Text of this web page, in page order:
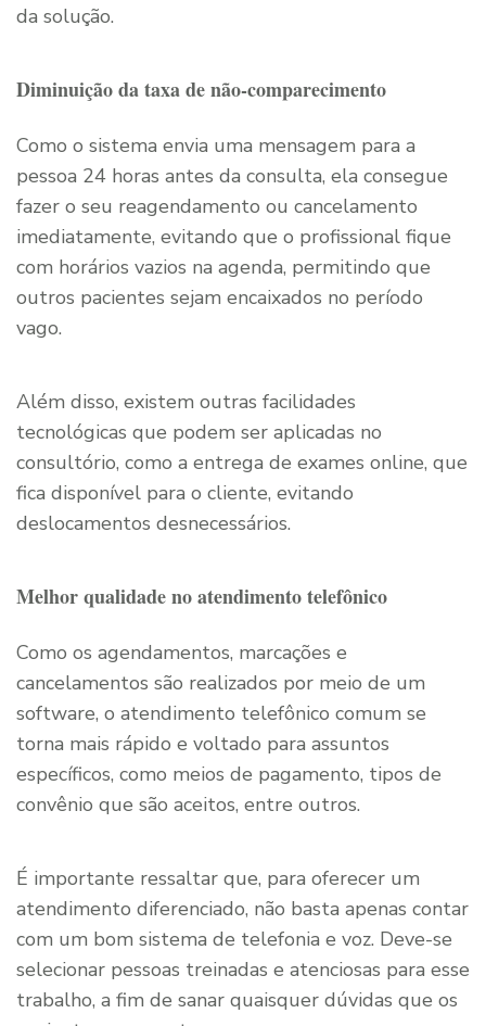
da solução.
Diminuição da taxa de não-comparecimento
Como o sistema envia uma mensagem para a
pessoa 24 horas antes da consulta, ela consegue
fazer o seu reagendamento ou cancelamento
imediatamente, evitando que o profissional fique
com horários vazios na agenda, permitindo que
outros pacientes sejam encaixados no período
vago.
Além disso, existem outras facilidades
tecnológicas que podem ser aplicadas no
consultório, como a entrega de exames online, que
fica disponível para o cliente, evitando
deslocamentos desnecessários.
Melhor qualidade no atendimento telefônico
Como os agendamentos, marcações e
cancelamentos são realizados por meio de um
software, o atendimento telefônico comum se
torna mais rápido e voltado para assuntos
específicos, como meios de pagamento, tipos de
convênio que são aceitos, entre outros.
É importante ressaltar que, para oferecer um
atendimento diferenciado, não basta apenas contar
com um bom sistema de telefonia e voz. Deve-se
selecionar pessoas treinadas e atenciosas para esse
trabalho, a fim de sanar quaisquer dúvidas que os